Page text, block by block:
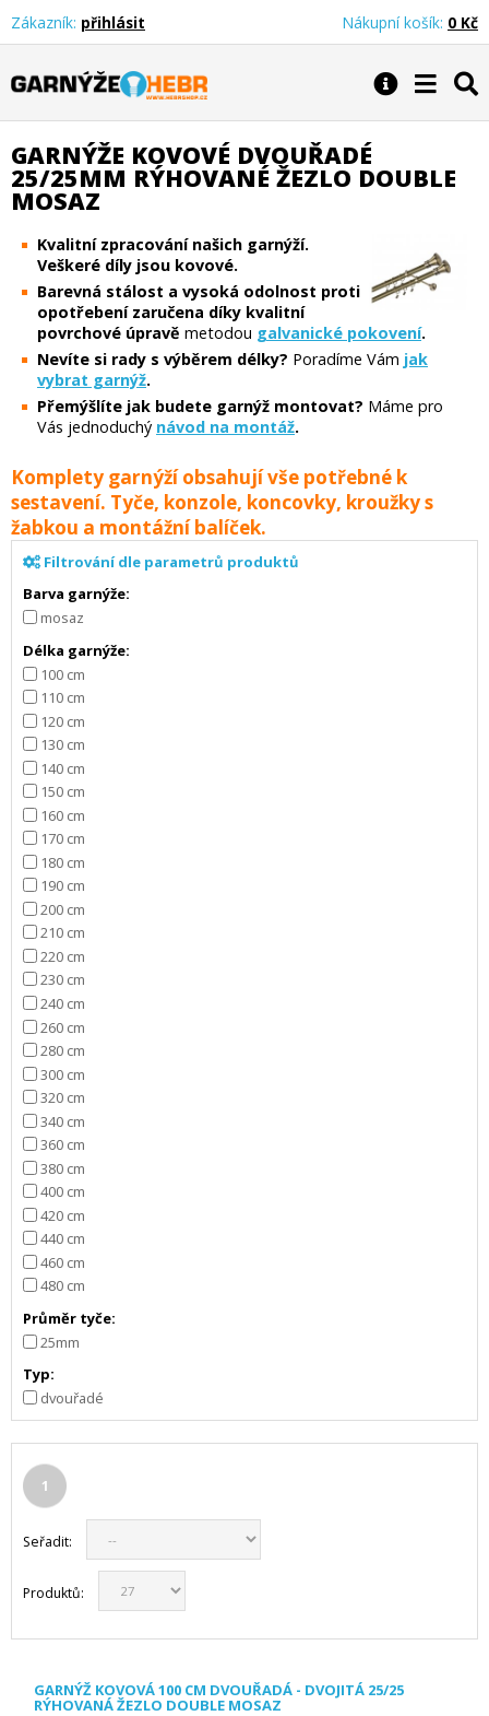
Garnýže Hebr
Zákazník: přihlásit Nákupní košík: 0 Kč
GARNÝŽE KOVOVÉ DVOUŘADÉ
25/25MM RÝHOVANÉ ŽEZLO DOUBLE
MOSAZ
Kvalitní zpracování našich garnýží.
Veškeré díly jsou kovové.
Barevná stálost a vysoká odolnost proti
opotřebení zaručena díky kvalitní
povrchové úpravě metodou galvanické pokovení.
Nevíte si rady s výběrem délky? Poradíme Vám jak
vybrat garnýž.
Přemýšlíte jak budete garnýž montovat? Máme pro
Vás jednoduchý návod na montáž.
Komplety garnýží obsahují vše potřebné k
sestavení. Tyče, konzole, koncovky, kroužky s
žabkou a montážní balíček.
Filtrování dle parametrů produktů
Barva garnýže:
mosaz
Délka garnýže:
100 cm
110 cm
120 cm
130 cm
140 cm
150 cm
160 cm
170 cm
180 cm
190 cm
200 cm
210 cm
220 cm
230 cm
240 cm
260 cm
280 cm
300 cm
320 cm
340 cm
360 cm
380 cm
400 cm
420 cm
440 cm
460 cm
480 cm
Průměr tyče:
25mm
Typ:
dvouřadé
1
Seřadit:
Produktů:
GARNÝŽ KOVOVÁ 100 CM DVOUŘADÁ - DVOJITÁ 25/25
RÝHOVANÁ ŽEZLO DOUBLE MOSAZ